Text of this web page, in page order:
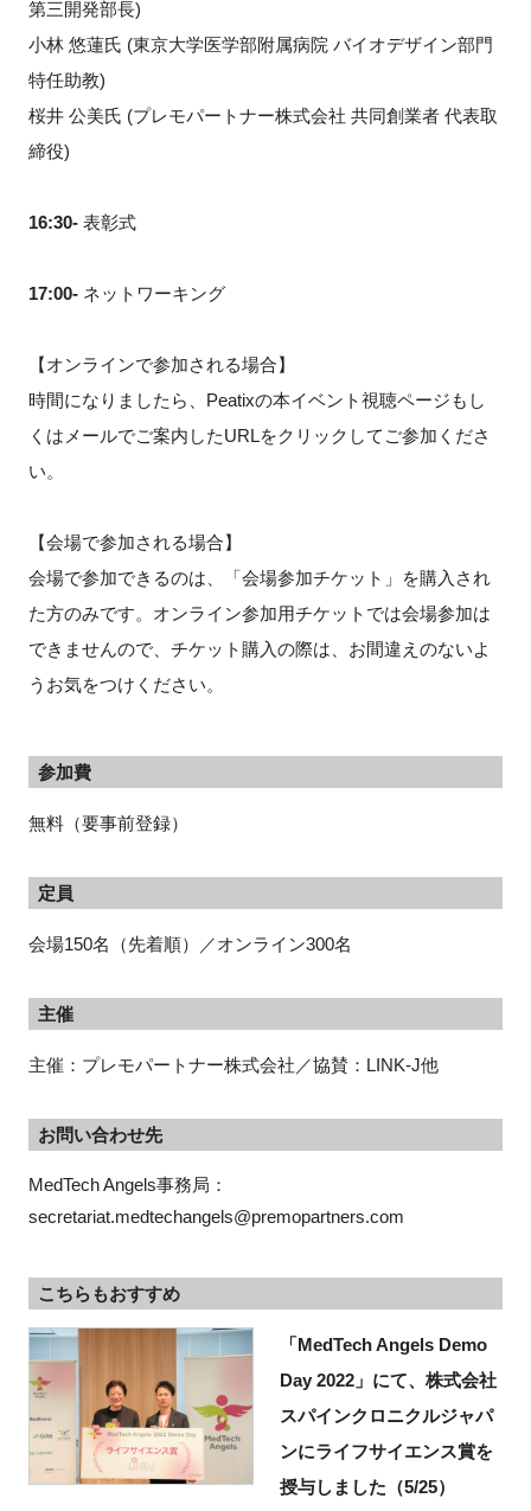
第三開発部長)
小林 悠蓮氏 (東京大学医学部附属病院 バイオデザイン部門
特任助教)
桜井 公美氏 (プレモパートナー株式会社 共同創業者 代表取
締役)
16:30-表彰式
17:00- ネットワーキング
【オンラインで参加される場合】
時間になりましたら、Peatixの本イベント視聴ページもし
くはメールでご案内したURLをクリックしてご参加くださ
い。
【会場で参加される場合】
会場で参加できるのは、「会場参加チケット」を購入され
た方のみです。オンライン参加用チケットでは会場参加は
できませんので、チケット購入の際は、お間違えのないよ
うお気をつけください。
参加費
無料（要事前登録）
定員
会場150名（先着順）／オンライン300名
主催
主催：プレモパートナー株式会社／協賛：LINK-J他
お問い合わせ先
MedTech Angels事務局：
secretariat.medtechangels@premopartners.com
こちらもおすすめ
「MedTech Angels Demo
Day 2022」にて、株式会社
スパインクロニクルジャパ
ンにライフサイエンス賞を
授与しました（5/25）